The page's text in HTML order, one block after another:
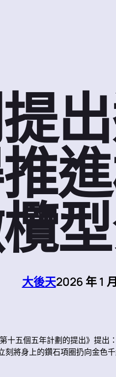
出
大後天2026 年 1
五個五年計劃的提出》提
將身上的鑽石項圈扔向金